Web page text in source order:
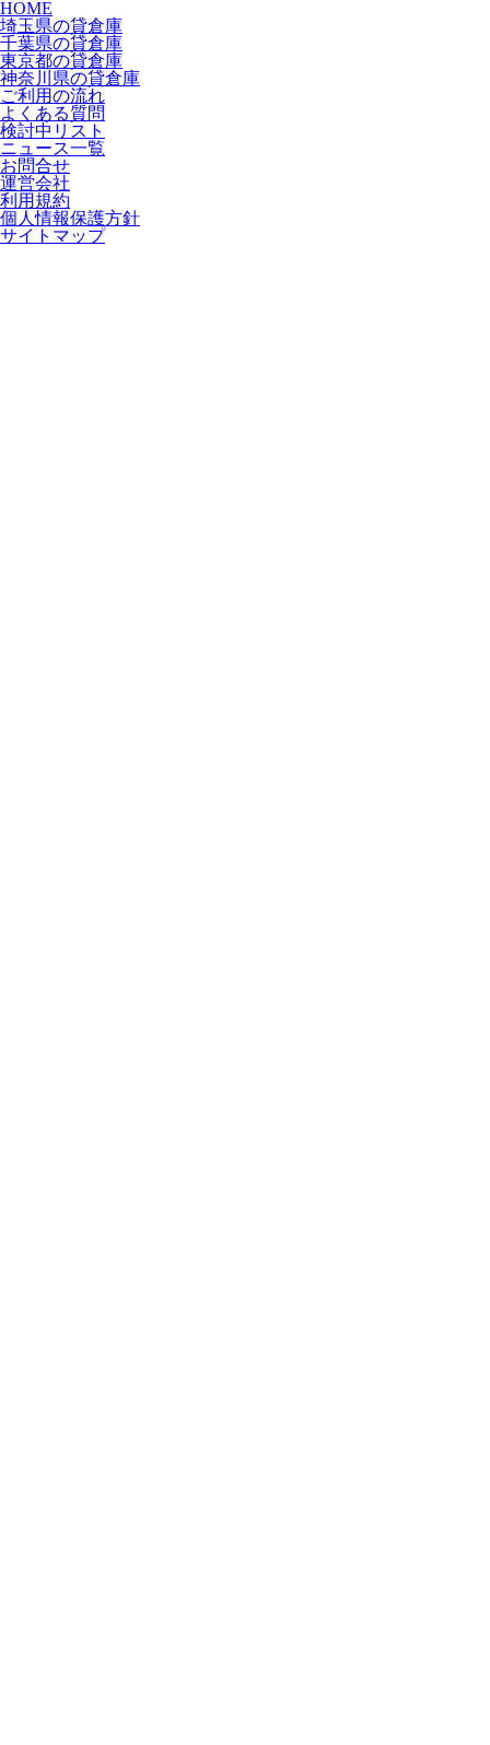
HOME
埼玉県の貸倉庫
千葉県の貸倉庫
東京都の貸倉庫
神奈川県の貸倉庫
ご利用の流れ
よくある質問
検討中リスト
ニュース一覧
お問合せ
運営会社
利用規約
個人情報保護方針
サイトマップ